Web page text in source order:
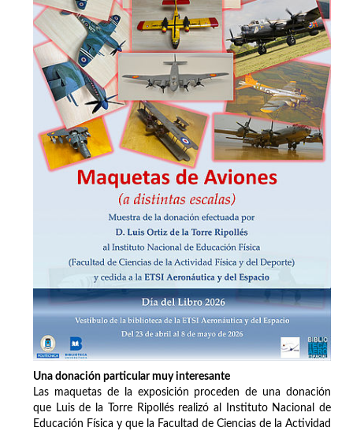
Una donación particular muy interesante
Las maquetas de la exposición proceden de una donación
que Luis de la Torre Ripollés realizó al Instituto Nacional de
Educación Física y que la Facultad de Ciencias de la Actividad